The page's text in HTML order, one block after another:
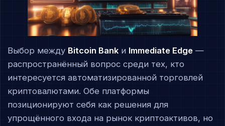
Выбор между Bitcoin Bank и Immediate Edge —
распространённый вопрос среди тех, кто
интересуется автоматизированной торговлей
криптовалютами. Обе платформы
позиционируют себя как решения для
упрощённого входа на рынок криптоактивов, но